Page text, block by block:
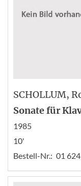
SCHOLLUM,
Sonate für
1985
10'
Bestell-Nr.: 01 624